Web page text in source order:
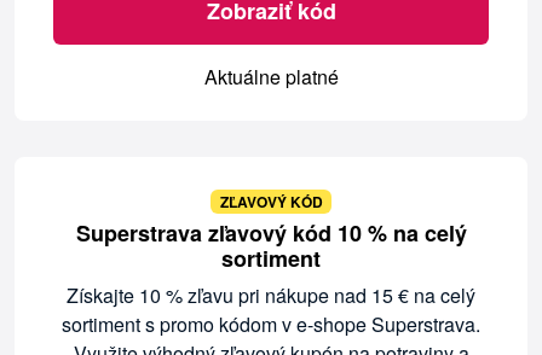
Zobraziť kód
Aktuálne platné
ZĽAVOVÝ KÓD
Superstrava zľavový kód 10 % na celý
sortiment
Získajte 10 % zľavu pri nákupe nad 15 € na celý
sortiment s promo kódom v e-shope Superstrava.